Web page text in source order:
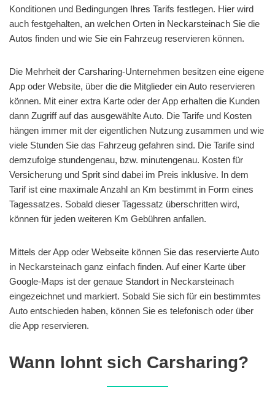
Konditionen und Bedingungen Ihres Tarifs festlegen. Hier wird
auch festgehalten, an welchen Orten in Neckarsteinach Sie die
Autos finden und wie Sie ein Fahrzeug reservieren können.
Die Mehrheit der Carsharing-Unternehmen besitzen eine eigene
App oder Website, über die die Mitglieder ein Auto reservieren
können. Mit einer extra Karte oder der App erhalten die Kunden
dann Zugriff auf das ausgewählte Auto. Die Tarife und Kosten
hängen immer mit der eigentlichen Nutzung zusammen und wie
viele Stunden Sie das Fahrzeug gefahren sind. Die Tarife sind
demzufolge stundengenau, bzw. minutengenau. Kosten für
Versicherung und Sprit sind dabei im Preis inklusive. In dem
Tarif ist eine maximale Anzahl an Km bestimmt in Form eines
Tagessatzes. Sobald dieser Tagessatz überschritten wird,
können für jeden weiteren Km Gebühren anfallen.
Mittels der App oder Webseite können Sie das reservierte Auto
in Neckarsteinach ganz einfach finden. Auf einer Karte über
Google-Maps ist der genaue Standort in Neckarsteinach
eingezeichnet und markiert. Sobald Sie sich für ein bestimmtes
Auto entschieden haben, können Sie es telefonisch oder über
die App reservieren.
Wann lohnt sich Carsharing?